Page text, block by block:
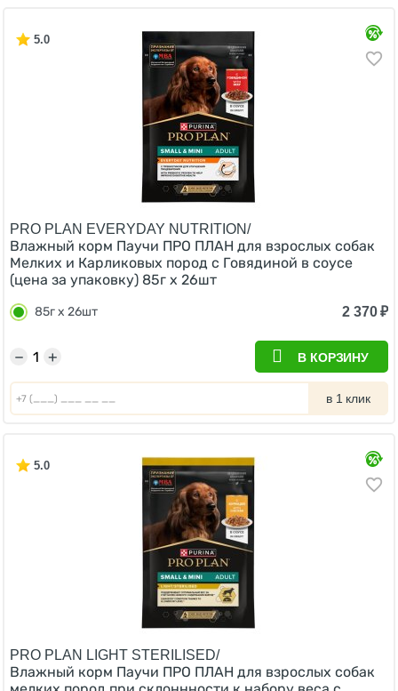
5.0
PRO PLAN EVERYDAY NUTRITION/
Влажный корм Паучи ПРО ПЛАН для взрослых собак
Мелких и Карликовых пород с Говядиной в соусе
(цена за упаковку) 85г х 26шт
85г х 26шт 2 370₽
+
− В КОРЗИНУ
в 1 клик
5.0
PRO PLAN LIGHT STERILISED/
Влажный корм Паучи ПРО ПЛАН для взрослых собак